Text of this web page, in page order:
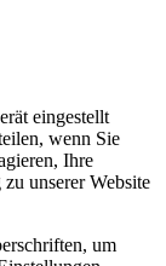
eingestellt
wenn Sie
Ihre
unserer Website
um